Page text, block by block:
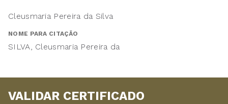
Cleusmaria Pereira da Silva
NOME PARA CITAÇÃO
SILVA, Cleusmaria Pereira da
VALIDAR CERTIFICADO